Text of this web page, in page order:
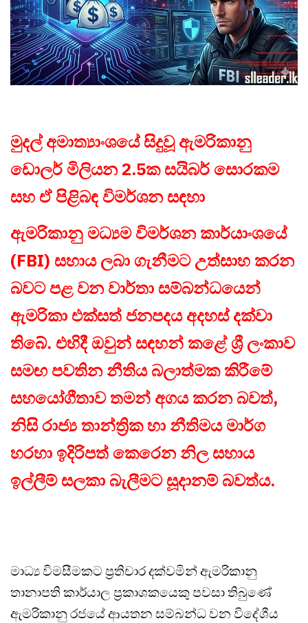
මුදල් අමාත්‍යාංශයේ සිදුවූ ඇමරිකානු
ඩොලර් මිලියන 2.5ක සයිබර් සොරකම
සහ ඒ පිළිබඳ විමර්ශන සඳහා
ඇමරිකානු මධ්‍යම විමර්ශන කාර්යාංශයේ
(FBI) සහාය ලබා ගැනීමට උත්සාහ කරන
බවට පළ වන වාර්තා සම්බන්ධයෙන්
ඇමරිකා එක්සත් ජනපදය අදහස් දක්වා
තිබේ. එහිදී ඔවුන් සඳහන් කළේ ශ්‍රී ලංකාව
සමඟ පවතින නීතිය බලාත්මක කිරීමේ
සහයෝගීතාව තමන් අගය කරන බවත්,
නිසි රාජ්‍ය තාන්ත්‍රික හා නීතිමය මාර්ග
හරහා ඉදිරිපත් කෙරෙන නිල සහාය
ඉල්ලීම් සලකා බැලීමට සූදානම් බවත්ය.
මාධ්‍ය විමසීමකට ප්‍රතිචාර දක්වමින් ඇමරිකානු
තානාපති කාර්යාල ප්‍රකාශකයෙකු පවසා තිබුණේ
ඇමරිකානු රජයේ ආයතන සම්බන්ධ වන විදේශීය